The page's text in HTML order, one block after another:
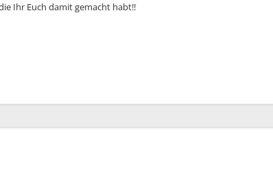
Ihr Euch damit gemacht habt!!